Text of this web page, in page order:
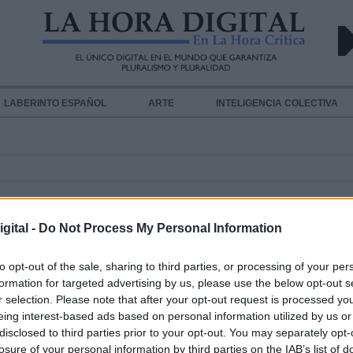
- Do Not Process My Personal Information
opt-out of the sale, sharing to third parties, or processing of your
for targeted advertising by us, please use the below opt-out
selection. Please note that after your opt-out request is processed
interest-based ads based on personal information utilized by us
to third parties prior to your opt-out. You may separately
of your personal information by third parties on the IAB’s list of
LABERINTO ESPAÑOL ARTE INTELIGENCIA COLECTIVA
Ya no hace falta tener cuenta en
para poder acceder a sus
Por Álvaro Secilla